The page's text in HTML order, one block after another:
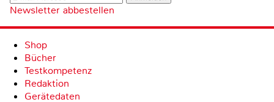
Newsletter abbestellen
Shop
Bücher
Testkompetenz
Redaktion
Gerätedaten